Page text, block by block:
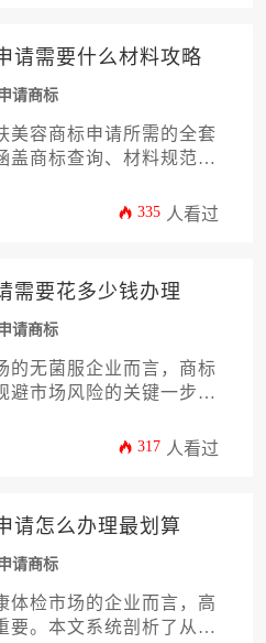
请需要什么材料攻略
请商标
美容商标申请所需的全套
盖商标查询、材料规范、
险的实用策略，助力品牌
335 人看过
需要花多少钱办理
请商标
的无菌服企业而言，商标
避市场风险的关键一步。
将深入剖析整个申请流程
南，助力企业顺利完成
国际化保驾护航。
317 人看过
请怎么办理最划算
请商标
体检市场的企业而言，高
要。本文系统剖析了从前